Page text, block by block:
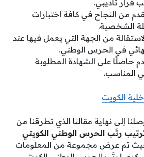
قرار تأديبي.
من النجاح في كافة اختبارات
الشخصية.
من الجهة التي يعمل فيها عند
في الحرس الوطني.
حاصلًا على الشهادة المطلوبة
المناسب.
الكويت
إلى نهاية مقالنا الذي تطرقنا من
رتَب الحرس الوطني الكويتي
تم عرض مجموعة من المعلومات